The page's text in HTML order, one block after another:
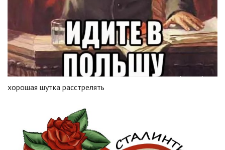
хорошая шутка расстрелять